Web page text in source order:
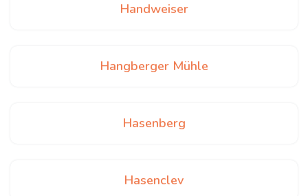
Handweiser
Hangberger Mühle
Hasenberg
Hasenclev